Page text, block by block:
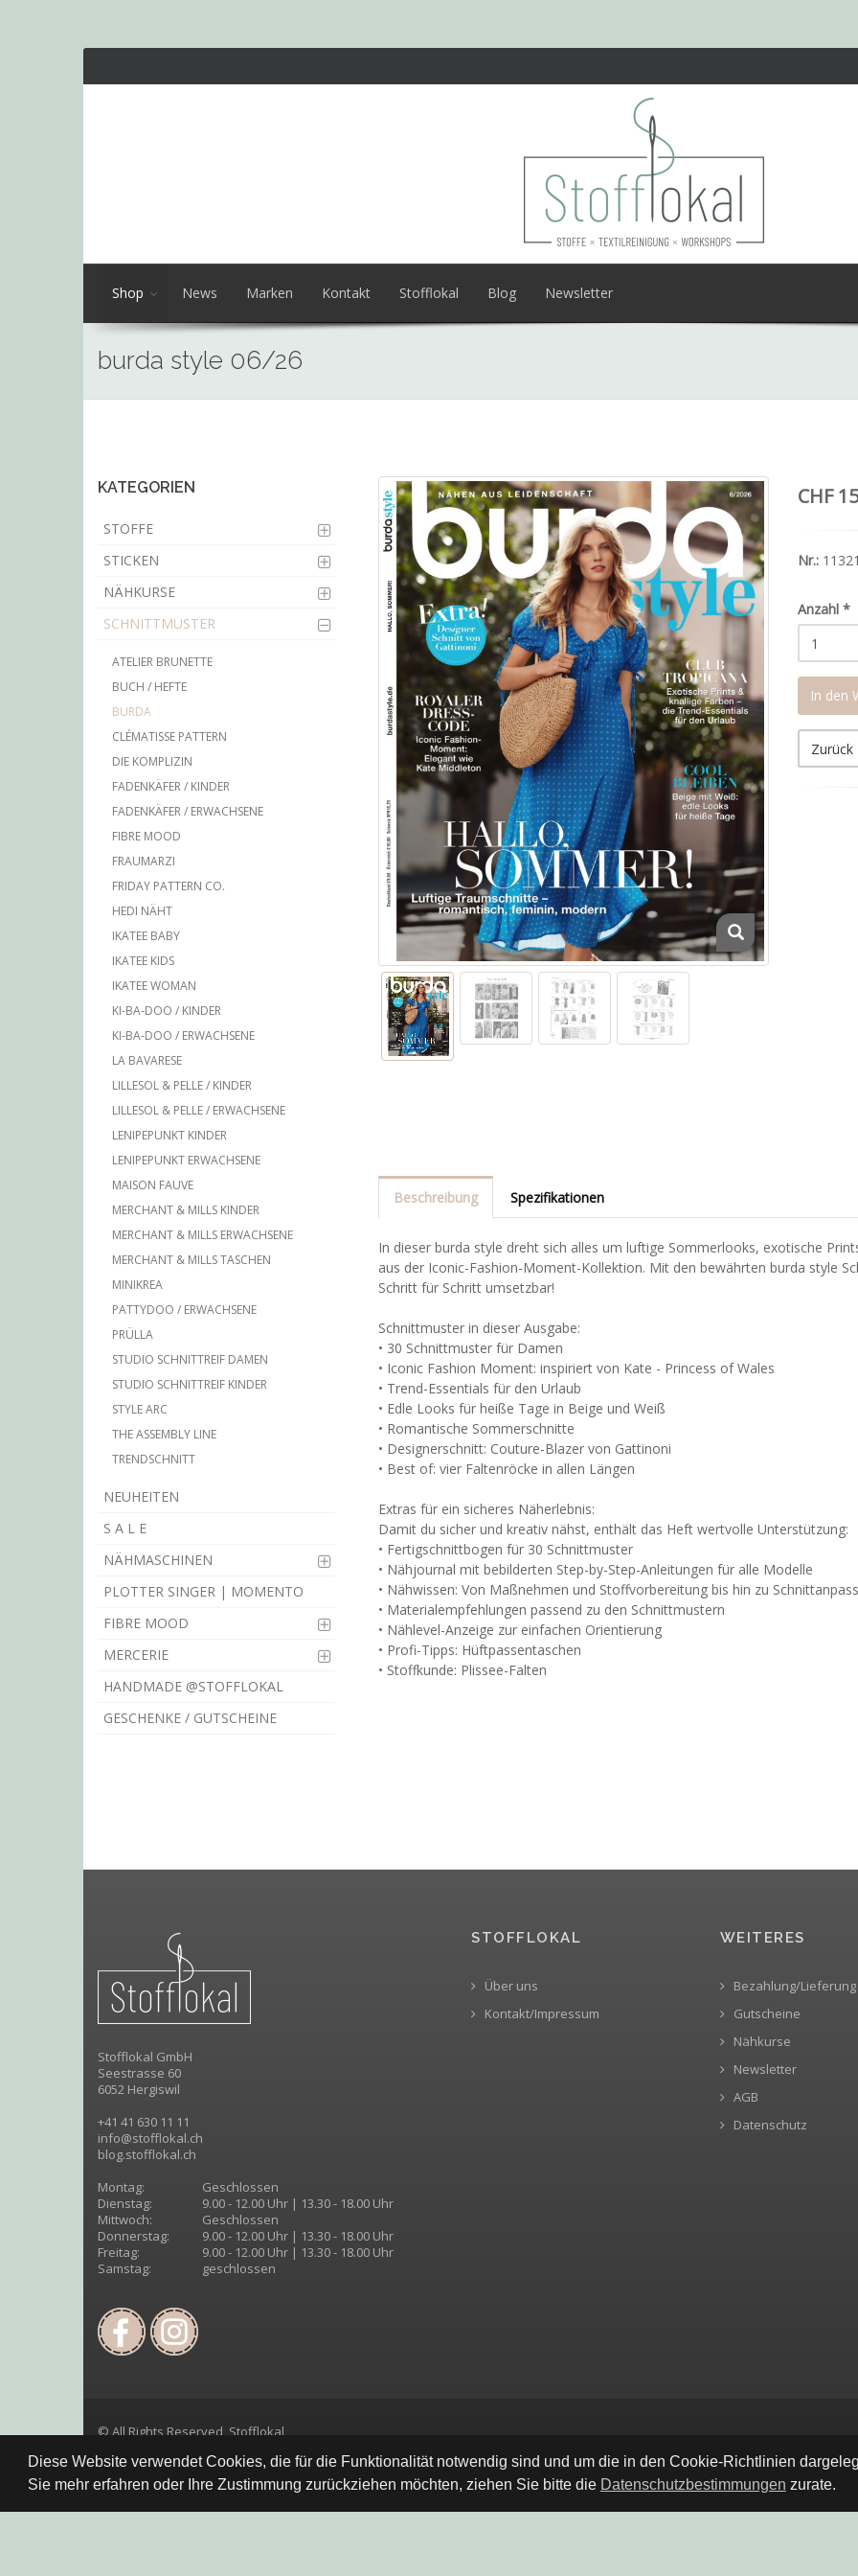
Diese Website verwendet Cookies, die für die Funktionalität notwendig sind und um die in den Cookie-Richtlinien
Sie mehr erfahren oder Ihre Zustimmung zurückziehen möchten, ziehen Sie bitte die Datenschutzbestimmungen zurate.
Shop News Marken Kontakt Stofflokal Blog Newsletter
burda style 06/26
KATEGORIEN
STOFFE
STICKEN
NÄHKURSE
SCHNITTMUSTER
ATELIER BRUNETTE
BUCH / HEFTE
BURDA
CLÉMATISSE PATTERN
DIE KOMPLIZIN
FADENKÄFER / KINDER
FADENKÄFER / ERWACHSENE
FIBRE MOOD
FRAUMARZI
FRIDAY PATTERN CO.
HEDI NÄHT
IKATEE BABY
IKATEE KIDS
IKATEE WOMAN
KI-BA-DOO / KINDER
KI-BA-DOO / ERWACHSENE
LA BAVARESE
LILLESOL & PELLE / KINDER
LILLESOL & PELLE / ERWACHSENE
LENIPEPUNKT KINDER
LENIPEPUNKT ERWACHSENE
MAISON FAUVE
MERCHANT & MILLS KINDER
MERCHANT & MILLS ERWACHSENE
MERCHANT & MILLS TASCHEN
MINIKREA
PATTYDOO / ERWACHSENE
PRÜLLA
STUDIO SCHNITTREIF DAMEN
STUDIO SCHNITTREIF KINDER
STYLE ARC
THE ASSEMBLY LINE
TRENDSCHNITT
NEUHEITEN
S A L E
NÄHMASCHINEN
PLOTTER SINGER | MOMENTO
FIBRE MOOD
MERCERIE
HANDMADE @STOFFLOKAL
GESCHENKE / GUTSCHEINE
CHF
Nr.: 11321
Anzahl *
In den
Zurück
Beschreibung Spezifikationen
In dieser burda style dreht sich alles um luftige Sommerlooks, exotische
aus der Iconic-Fashion-Moment-Kollektion. Mit den bewährten burda style
Schritt für Schritt umsetzbar!
Schnittmuster in dieser Ausgabe:
• 30 Schnittmuster für Damen
• Iconic Fashion Moment: inspiriert von Kate - Princess of Wales
• Trend-Essentials für den Urlaub
• Edle Looks für heiße Tage in Beige und Weiß
• Romantische Sommerschnitte
• Designerschnitt: Couture-Blazer von Gattinoni
• Best of: vier Faltenröcke in allen Längen
Extras für ein sicheres Näherlebnis:
Damit du sicher und kreativ nähst, enthält das Heft wertvolle Unterstützung:
• Fertigschnittbogen für 30 Schnittmuster
• Nähjournal mit bebilderten Step-by-Step-Anleitungen für alle Modelle
• Nähwissen: Von Maßnehmen und Stoffvorbereitung bis hin zu
• Materialempfehlungen passend zu den Schnittmustern
• Nählevel-Anzeige zur einfachen Orientierung
• Profi-Tipps: Hüftpassentaschen
• Stoffkunde: Plissee-Falten
Stofflokal GmbH
Seestrasse 60
6052 Hergiswil
+41 41 630 11 11
info@stofflokal.ch
blog.stofflokal.ch
Montag:
Geschlossen
Dienstag:
9.00 - 12.00 Uhr | 13.30 - 18.00 Uhr
Mittwoch:
Geschlossen
Donnerstag:
9.00 - 12.00 Uhr | 13.30 - 18.00 Uhr
Freitag:
9.00 - 12.00 Uhr | 13.30 - 18.00 Uhr
Samstag:
geschlossen
STOFFLOKAL
Über uns
Kontakt/Impressum
WEITERES
Bezahlung/Lieferung
Gutscheine
Nähkurse
Newsletter
AGB
Datenschutz
© All Rights Reserved, Stofflokal